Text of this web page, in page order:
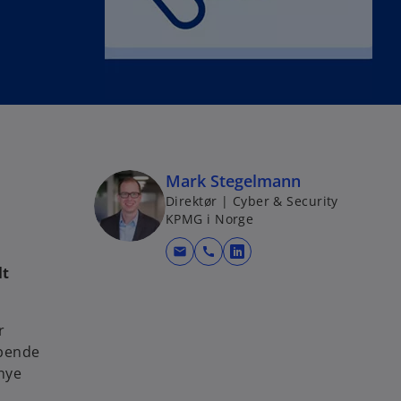
Mark Stegelmann
Direktør | Cyber & Security
KPMG i Norge
mail call
o